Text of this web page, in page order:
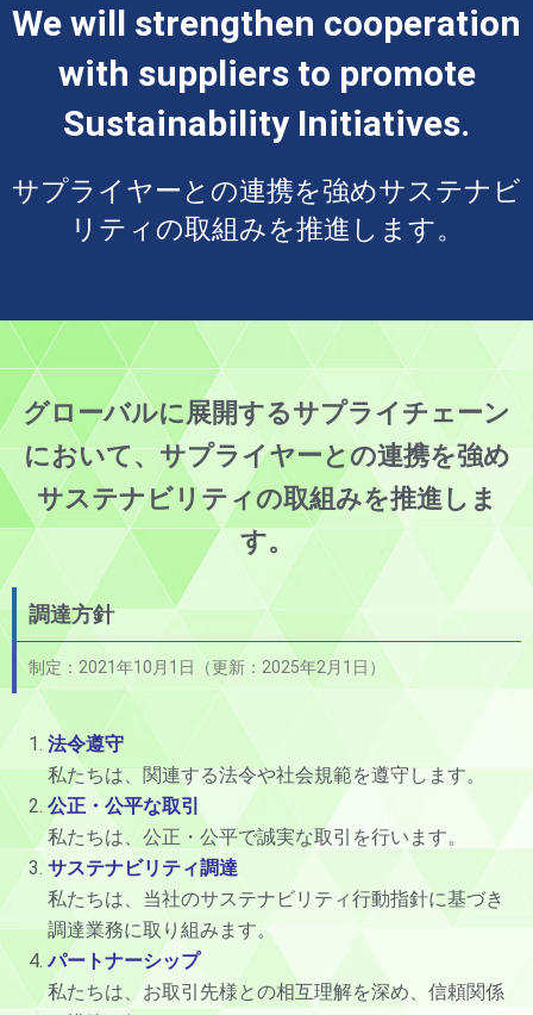
We will strengthen cooperation
with suppliers to promote
Sustainability Initiatives.
サプライヤーとの連携を強めサステナビ
リティの取組みを推進します。
グローバルに展開するサプライチェーン
において、サプライヤーとの連携を強め
サステナビリティの取組みを推進しま
す。
調達方針
制定：2021年10月1日（更新：2025年2月1日）
法令遵守
私たちは、関連する法令や社会規範を遵守します。
公正・公平な取引
私たちは、公正・公平で誠実な取引を行います。
サステナビリティ調達
私たちは、当社のサステナビリティ行動指針に基づき
調達業務に取り組みます。
パートナーシップ
私たちは、お取引先様との相互理解を深め、信頼関係